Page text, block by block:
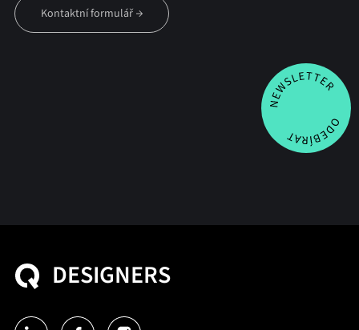
Kontaktní formulář
DESIGNERS